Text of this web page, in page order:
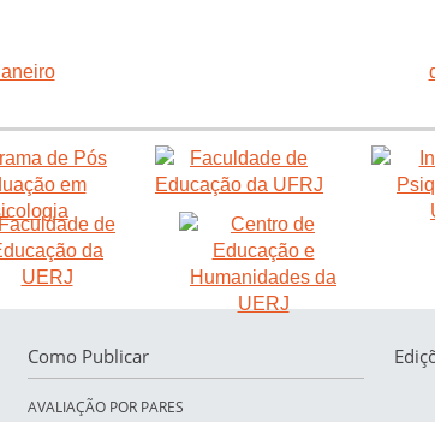
Como Publicar
AVALIAÇÃO POR PARES